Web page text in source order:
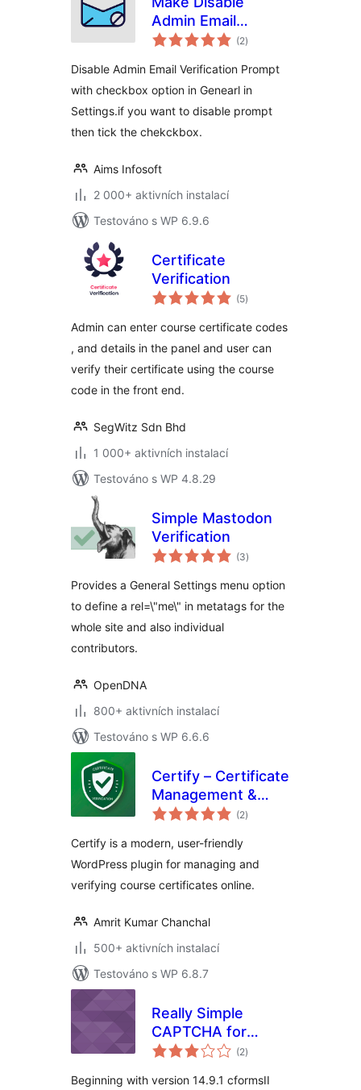
Admin Email
Verification
Infosoft
(2celkové
hodnocení
)
Disable Admin Email Verification Prompt
with checkbox option in Genearl in
Settings.if you want to disable prompt
then tick the chekckbox.
Aims Infosoft
2 000+ aktivních instalací
Testováno s WP 6.9.6
Certificate
Verification
(5celkové
hodnocení
)
Admin can enter course certificate codes
, and details in the panel and user can
verify their certificate using the course
code in the front end.
SegWitz Sdn Bhd
1 000+ aktivních instalací
Testováno s WP 4.8.29
Simple Mastodon
Verification
(3celkové
hodnocení
)
Provides a General Settings menu option
to define a rel=\"me\" in metatags for the
whole site and also individual
contributors.
OpenDNA
800+ aktivních instalací
Testováno s WP 6.6.6
Certify – Certificate
Management &
Verification (2celkové
hodnocení
)
Certify is a modern, user-friendly
WordPress plugin for managing and
verifying course certificates online.
Amrit Kumar Chanchal
500+ aktivních instalací
Testováno s WP 6.8.7
Really Simple
CAPTCHA for
cformsII
(2celkové
hodnocení
)
Beginning with version 14.9.1 cformsII